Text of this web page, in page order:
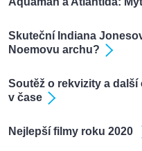
Skuteční Indiana
Noemovu archu?
Soutěž o rekvizity a
v čase
Nejlepší filmy roku 2020